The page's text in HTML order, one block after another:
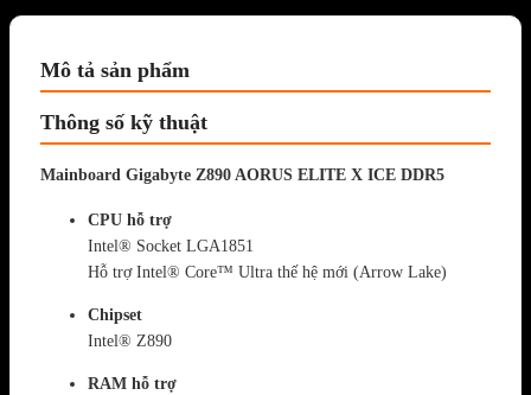
Mô tả sản phẩm
Thông số kỹ thuật
Mainboard Gigabyte Z890 AORUS ELITE X ICE DDR5
CPU hỗ trợ
Intel® Socket LGA1851
Hỗ trợ Intel® Core™ Ultra thế hệ mới (Arrow Lake)
Chipset
Intel® Z890
RAM hỗ trợ